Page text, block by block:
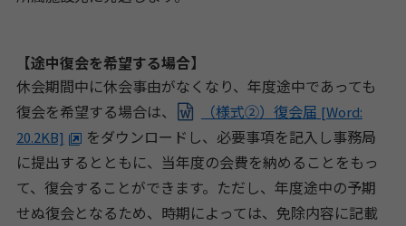
【途中復会を希望する場合】
休会期間中に休会事由がなくなり、年度途中であっても
復会を希望する場合は、
（様式②）復会届 [Word:
20.2KB]
をダウンロードし、必要事項を記入し事務局
に提出するとともに、当年度の会費を納めることをもっ
て、復会することができます。ただし、年度途中の予期
せぬ復会となるため、時期によっては、免除内容に記載